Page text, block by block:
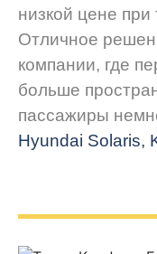
низкой цене
Отличное
компании, где
больше
пассажиры
Hyundai Solaris,